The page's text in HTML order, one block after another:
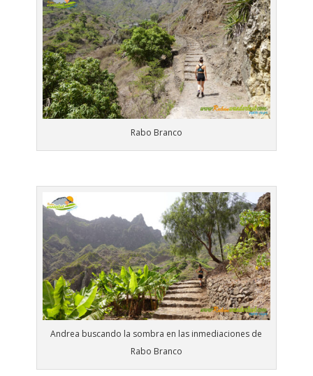
Rabo Branco
Andrea buscando la sombra en las inmediaciones de
Rabo Branco